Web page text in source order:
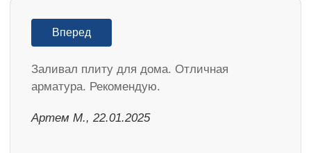
Вперед
Заливал плиту для дома. Отличная
арматура. Рекомендую.
Артем М., 22.01.2025